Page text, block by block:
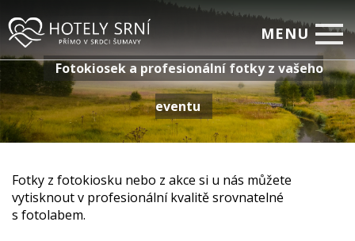
MENU
Home
Pokoje
Relax
Firemní setkávání
Restaurace
Fotokiosek a profesionální fotky z vašeho
eventu
Fotky z fotokiosku nebo z akce si u nás můžete
vytisknout v profesionální kvalitě srovnatelné
s fotolabem.